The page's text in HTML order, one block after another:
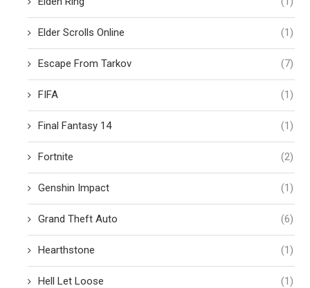
Elder Scrolls Online (1)
Escape From Tarkov (7)
FIFA (1)
Final Fantasy 14 (1)
Fortnite (2)
Genshin Impact (1)
Grand Theft Auto (6)
Hearthstone (1)
Hell Let Loose (1)